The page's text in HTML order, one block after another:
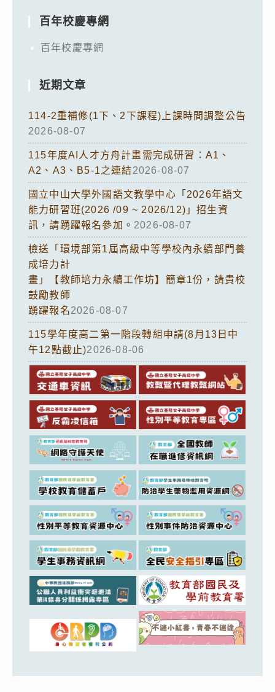
百年校慶專網
百年校慶專網
近期文章
114-2重補修(1下、2下課程)上課時間調整公告
2026-08-07
115年度AI人才方舟計畫需完成研習：A1、
A2、A3、B5-1之連結2026-08-07
國立中山大學外國語文教學中心「2026年語文
能力研習班(2026 /09 ~ 2026/12)」招生資
訊，請踴躍報名參加。 2026-08-07
檢送「環境部第1屆高級中等學校內永續部門養
成培力計
畫」【教師培力永續工作坊】簡章1份，請貴校
鼓勵教師
踴躍報名2026-08-07
115學年度高二第一階段轉組申請(8月13日中
午12點截止)2026-08-06